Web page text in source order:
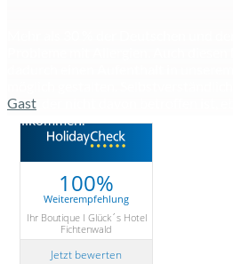
Gast
willkommen.
100%
Weiterempfehlung
Ihr Boutique I Glück´s Hotel
Fichtenwald
Jetzt bewerten